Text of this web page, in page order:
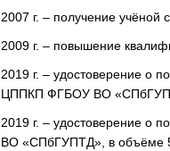
2007 г. – получение учёной
2009 г. – повышение
2019 г. – удостоверение о
ЦППКП ФГБОУ ВО
2019 г. – удостоверение о
ВО «СПбГУПТД», в объёме